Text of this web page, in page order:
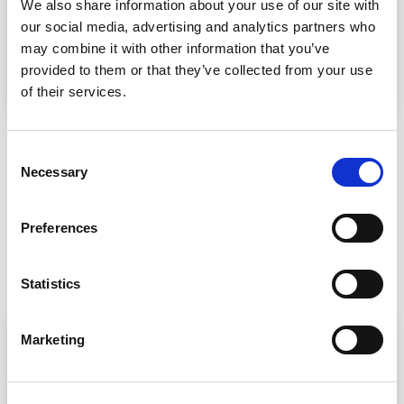
We also share information about your use of our site with
our social media, advertising and analytics partners who
may combine it with other information that you’ve
provided to them or that they’ve collected from your use
of their services.
Selection
Necessary
Preferences
Statistics
Marketing
Tu sistema de permisos es
incompleto si le falta esto